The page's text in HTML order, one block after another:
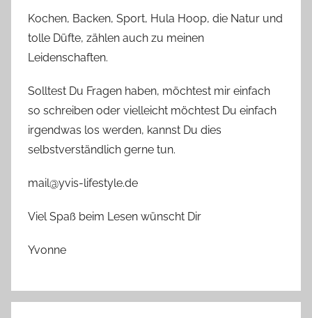
Kochen, Backen, Sport, Hula Hoop, die Natur und
tolle Düfte, zählen auch zu meinen
Leidenschaften.
Solltest Du Fragen haben, möchtest mir einfach
so schreiben oder vielleicht möchtest Du einfach
irgendwas los werden, kannst Du dies
selbstverständlich gerne tun.
mail@yvis-lifestyle.de
Viel Spaß beim Lesen wünscht Dir
Yvonne